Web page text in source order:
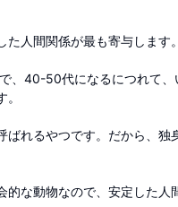
人間関係が最も寄与します。
、40-50代になるにつれて、
ばれるやつです。だから、独
的な動物なので、安定した人